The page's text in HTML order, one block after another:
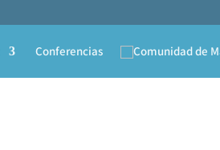
Conferencias